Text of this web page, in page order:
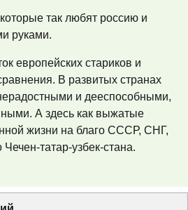
так любят россию и
руками.
европейских стариков и
В развитых странах
и дееспособными,
А здесь как выжатые
жизни на благо СССР, СНГ,
татар-узбек-стана.